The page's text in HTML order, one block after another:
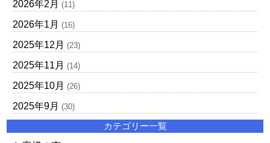
2026年2月 (11)
2026年1月 (16)
2025年12月 (23)
2025年11月 (14)
2025年10月 (26)
2025年9月 (30)
カテゴリー一覧